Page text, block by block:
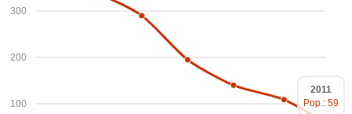
100
200
300
2011
Pop.: 59